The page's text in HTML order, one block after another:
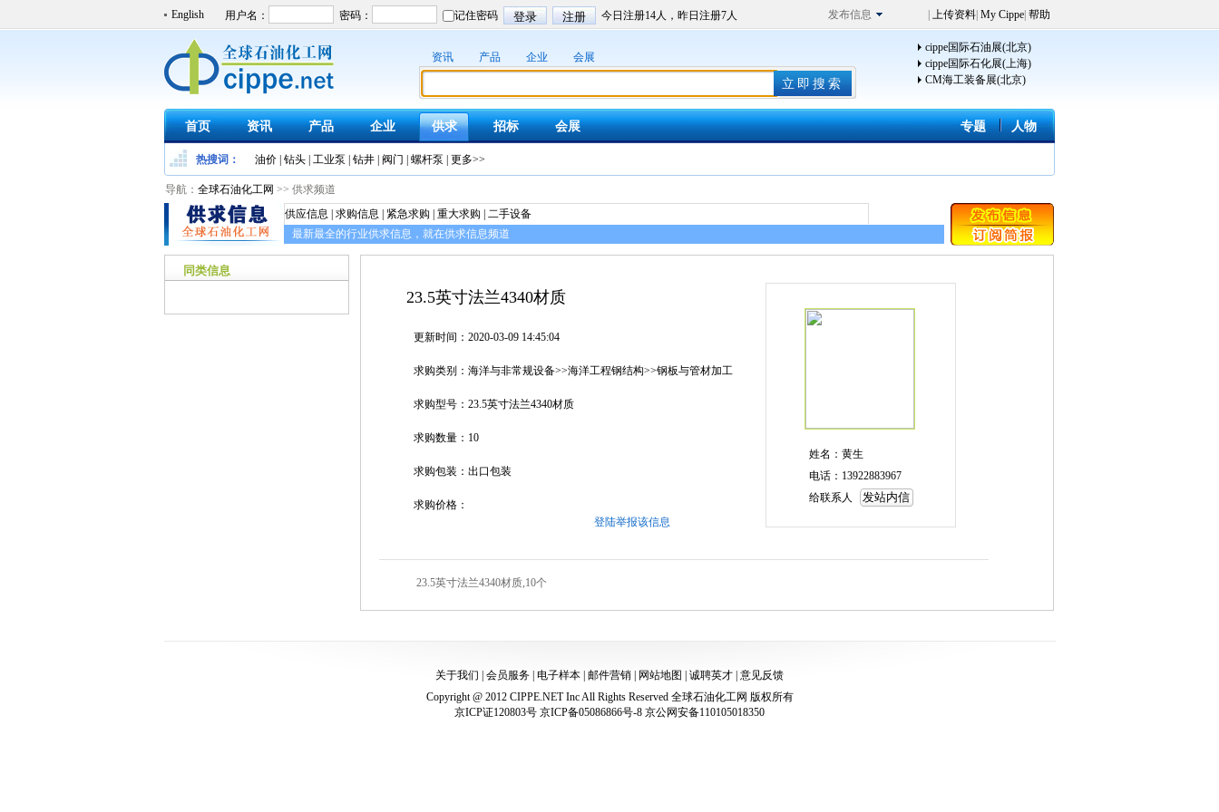
English 发布信息 上传资料 My Cippe 帮助
资讯 产品 企业 会展
cippe国际石油展(北京)
cippe国际石化展(上海)
CM海工装备展(北京)
首页 资讯 产品 企业 供求 招标 会展 专题 人物
热搜词： 油价| 钻头| 工业泵 钻井| 阀门 螺杆泵 更多>>
导航： 全球石油化工网 >> 供求频道
供应信息 | 求购信息 | 紧急求购 | 重大求购 | 二手设备
最新最全的行业供求信息，就在供求信息频道
同类信息
23.5英寸法兰4340材质
更新时间：2020-03-09 14:45:04
求购类别：海洋与非常规设备>>海洋工程钢结构>>钢板与管材加工
求购型号：23.5英寸法兰4340材质
求购数量：10
求购包装：出口包装
求购价格：
登陆举报该信息
姓名：黄生
电话：13922883967
给联系人
23.5英寸法兰4340材质,10个
关于我们 会员服务 电子样本 邮件营销 网站地图 诚聘英才 意见反馈
Copyright @ 2012 CIPPE.NET Inc All Rights Reserved 全球石油化工网 版权所有
京ICP证120803号 京ICP备05086866号-8 京公网安备110105018350